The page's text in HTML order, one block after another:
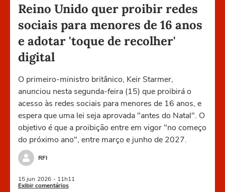
Reino Unido quer proibir redes
sociais para menores de 16 anos
e adotar 'toque de recolher'
digital
O primeiro-ministro britânico, Keir Starmer,
anunciou nesta segunda-feira (15) que proibirá o
acesso às redes sociais para menores de 16 anos, e
espera que uma lei seja aprovada "antes do Natal". O
objetivo é que a proibição entre em vigor "no começo
do próximo ano", entre março e junho de 2027.
RFI
15 jun 2026 - 11h11
Exibir comentários